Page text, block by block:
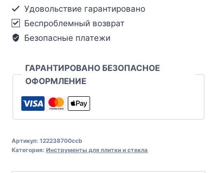
Удовольствие гарантировано
Беспроблемный возврат
Безопасные платежи
ГАРАНТИРОВАНО БЕЗОПАСНОЕ
ОФОРМЛЕНИЕ
Артикул: 122238700ccb
Категория: Инструменты для плитки и стекла